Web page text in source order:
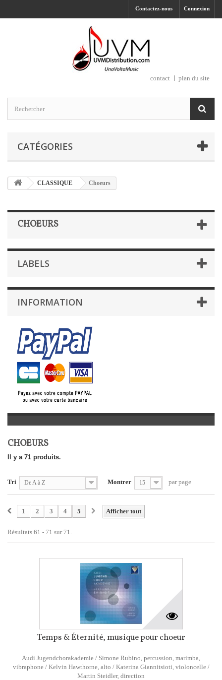
Connexion
Contactez-nous
contact plan du site
CATÉGORIES
CLASSIQUE Choeurs
CHOEURS
LABELS
INFORMATION
CHOEURS
Il y a 71 produits.
Tri De A à Z Montrer 15 par page
Afficher tout
1 2 3 4 5
Résultats 61 - 71 sur 71.
Temps & Éternité, musique pour choeur
Audi Jugendchorakademie / Simone Rubino, percussion, marimba,
vibraphone / Kelvin Hawthorne, alto / Katerina Giannitsioti, violoncelle /
Martin Steidler, direction